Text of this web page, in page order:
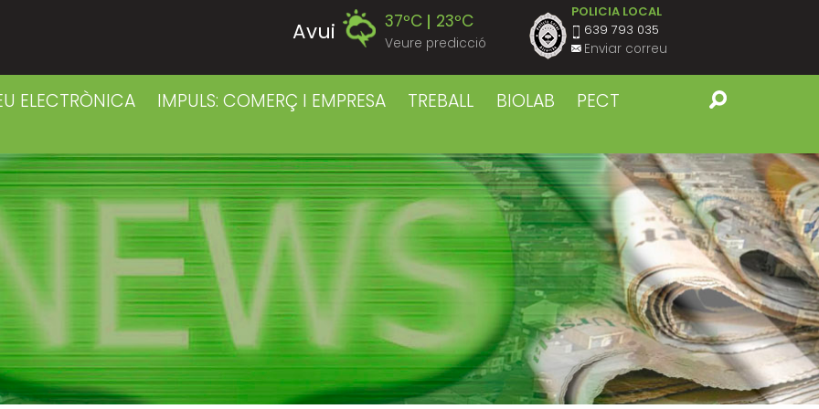
Avui 37ºC 23ºC
Veure predicció
Divendres 40ºC 23ºC
Diumenge 38ºC 23ºC
Dilluns 38ºC 23ºC
Dimarts 39ºC 22ºC
Dimecres 39ºC 23ºC
POLICIA LOCAL
639 793 035
Enviar correu
ELECTRÒNICA IMPULS: COMERÇ I EMPRESA TREBALL BIOLAB
PECT